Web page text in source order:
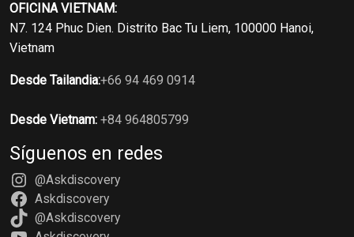
OFICINA VIETNAM:
N7. 124 Phuc Dien. Distrito Bac Tu Liem, 100000 Hanoi,
Vietnam
Desde Tailandia:+66 94 469 0914
Desde Vietnam: +84 964805799
Síguenos en redes
@Askdiscovery
Askdiscovery
@Askdiscovery